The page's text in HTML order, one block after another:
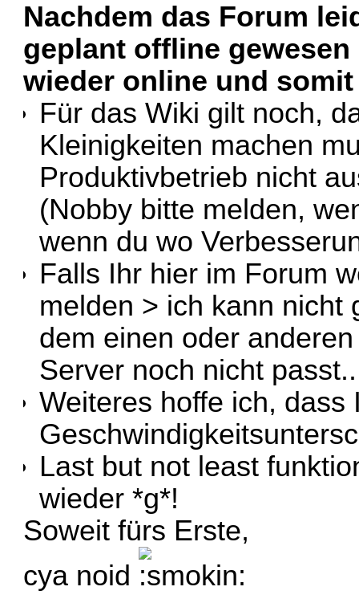
Nachdem das Forum
geplant offline
wieder online und
Für das Wiki gilt noch,
Kleinigkeiten machen
Produktivbetrieb nicht
(Nobby bitte melden,
wenn du wo
Falls Ihr hier im Forum
melden > ich kann nicht
dem einen oder
Server noch nicht passt..
Weiteres hoffe ich, dass
Last but not least
wieder *g*!
Soweit fürs Erste,
cya noid